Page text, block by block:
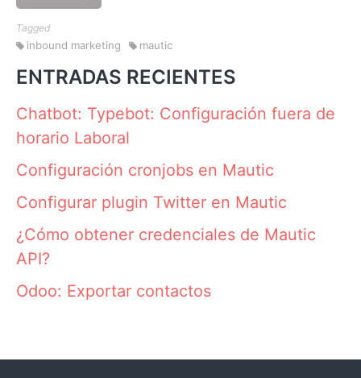
Tagged
inbound marketing mautic
ENTRADAS RECIENTES
Chatbot: Typebot: Configuración fuera de
horario Laboral
Configuración cronjobs en Mautic
Configurar plugin Twitter en Mautic
¿Cómo obtener credenciales de Mautic
API?
Odoo: Exportar contactos